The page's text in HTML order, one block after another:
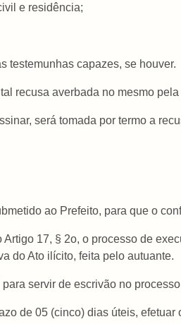
e residência;
testemunhas capazes, se houver.
recusa averbada no mesmo
será tomada por termo a
ao Prefeito, para que o
17, § 2o, o processo de
do Ato ilícito, feita pelo autuante.
servir de escrivão no
de 05 (cinco) dias úteis,